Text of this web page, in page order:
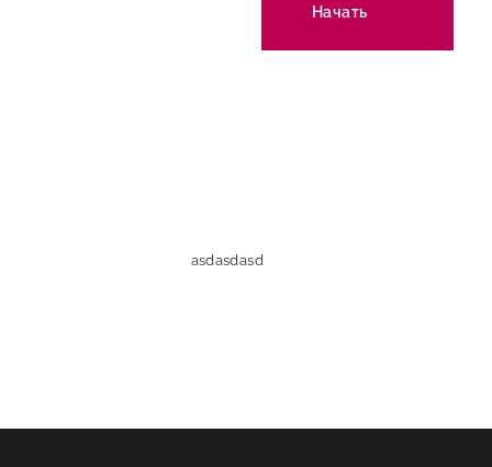
Начать
asdasdasd